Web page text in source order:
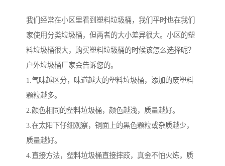
我们经常在小区里看到塑料垃圾桶，我们平时也在我们
家使用分类垃圾桶，但两者的大小差异很大。小区的塑
料垃圾桶很大，购买塑料垃圾桶的时候该怎么选择呢？
户外垃圾桶厂家会告诉您的。
1.气味越区分，味道越大的塑料垃圾桶，添加的废塑料
颗粒越多。
2.颜色相同的塑料垃圾桶，颜色越浅，质量越好。
3.在太阳下仔细观察，铜面上的黑色颗粒或杂质越少，
质量越好。
4.直接方法，塑料垃圾桶直接摔跤，真金不怕火炼，质